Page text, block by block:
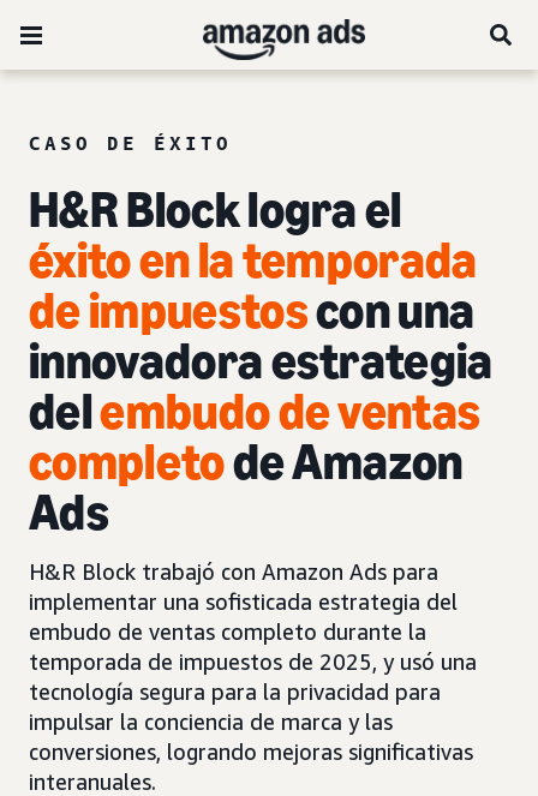
CASO DE ÉXITO
H&R Block logra el
éxito en la temporada
de impuestoscon una
innovadora estrategia
delembudo de ventas
completode Amazon
Ads
H&R Block trabajó con Amazon Ads para
implementar una sofisticada estrategia del
embudo de ventas completo durante la
temporada de impuestos de 2025, y usó una
tecnología segura para la privacidad para
impulsar la conciencia de marca y las
conversiones, logrando mejoras significativas
interanuales.